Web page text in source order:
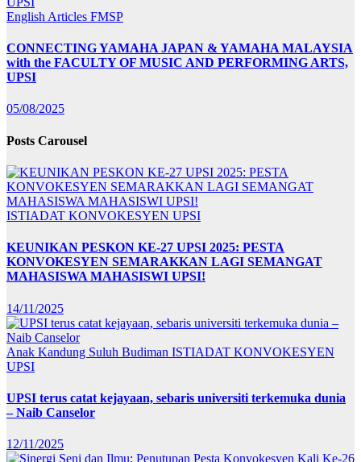
English Articles FMSP
CONNECTING YAMAHA JAPAN & YAMAHA MALAYSIA
with the FACULTY OF MUSIC AND PERFORMING ARTS,
UPSI
05/08/2025
Posts Carousel
ISTIADAT KONVOKESYEN UPSI
KEUNIKAN PESKON KE-27 UPSI 2025: PESTA
KONVOKESYEN SEMARAKKAN LAGI SEMANGAT
MAHASISWA MAHASISWI UPSI!
14/11/2025
Anak Kandung Suluh Budiman ISTIADAT KONVOKESYEN
UPSI
UPSI terus catat kejayaan, sebaris universiti terkemuka dunia
– Naib Canselor
12/11/2025